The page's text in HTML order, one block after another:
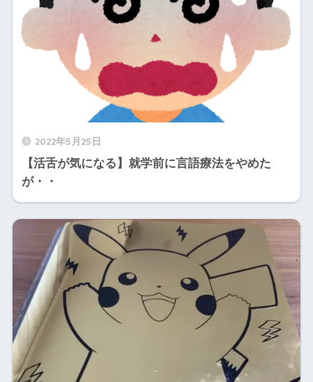
2022年5月25日
【活舌が気になる】就学前に言語療法をやめた
が・・